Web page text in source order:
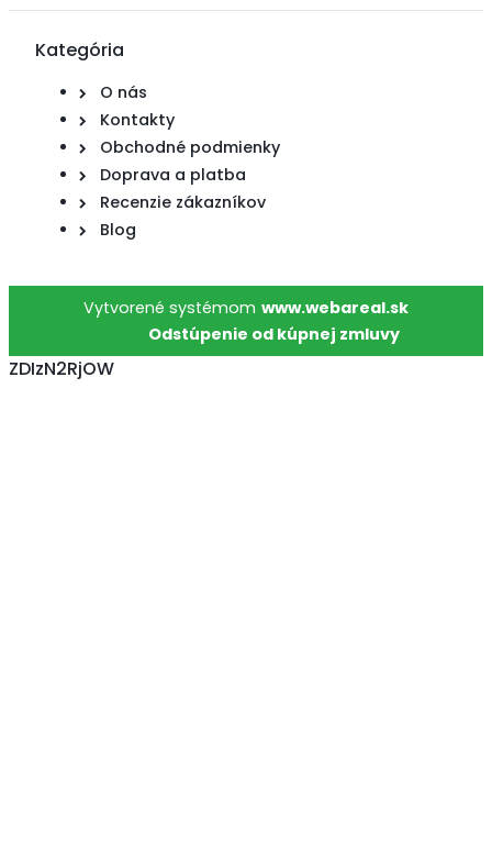
Kategória
O nás
Kontakty
Obchodné podmienky
Doprava a platba
Recenzie zákazníkov
Blog
Vytvorené systémom www.webareal.sk
Odstúpenie od kúpnej zmluvy
ZDIzN2RjOW